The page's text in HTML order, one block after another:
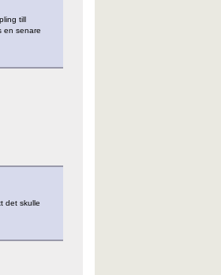
till
en senare
det skulle